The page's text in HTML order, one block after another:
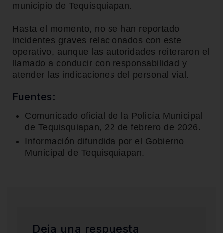
municipio de Tequisquiapan.
Hasta el momento, no se han reportado
incidentes graves relacionados con este
operativo, aunque las autoridades reiteraron el
llamado a conducir con responsabilidad y
atender las indicaciones del personal vial.
Fuentes:
Comunicado oficial de la Policía Municipal
de Tequisquiapan, 22 de febrero de 2026.
Información difundida por el Gobierno
Municipal de Tequisquiapan.
Deja una respuesta